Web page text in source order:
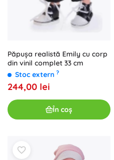
Păpușa realistă Emily cu corp
din vinil complet 33 cm
Stoc extern ?
244,00 lei
În coș